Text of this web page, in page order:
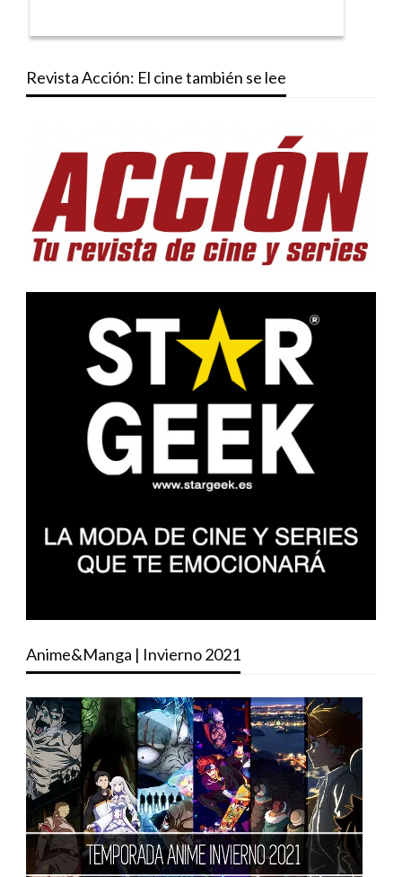
Revista Acción: El cine también se lee
Anime&Manga | Invierno 2021